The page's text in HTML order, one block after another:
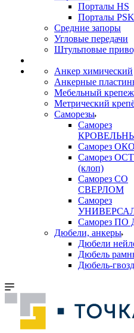
Порталы HS
Порталы PSK
Средние запоры
Угловые передачи
Штульповые
Анкер химический
Анкерные
Мебельный крепеж
Метрический
Саморезы
Саморез
Саморез
Саморез
(клоп)
Саморез СО
СВЕРЛОМ
Саморез
Саморез ПО
Дюбели, анкеры
Дюбели
Дюбель
Дюбель-